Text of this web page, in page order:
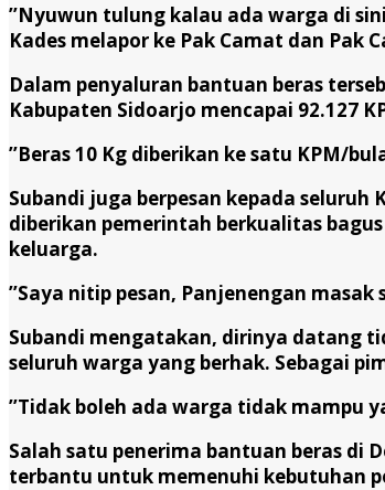
’’Nyuwun tulung kalau ada warga di
Kades melapor ke Pak Camat dan Pak
Dalam penyaluran bantuan beras
Kabupaten Sidoarjo mencapai 92.127
’’Beras 10 Kg diberikan ke satu KPM/
Subandi juga berpesan kepada
diberikan pemerintah berkualitas
keluarga.
’’Saya nitip pesan, Panjenengan
Subandi mengatakan, dirinya datang
seluruh warga yang berhak. Sebagai
’’Tidak boleh ada warga tidak mampu
Salah satu penerima bantuan beras di
terbantu untuk memenuhi kebutuhan